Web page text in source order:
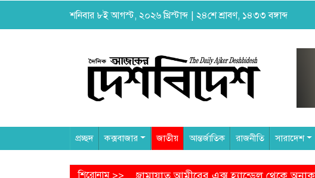
শনিবার ৮ই আগস্ট, ২০২৬ খ্রিস্টাব্দ | ২৪শে শ্রাবণ, ১৪৩৩ বঙ্গাব্দ
প্রচ্ছদ কক্সবাজার জাতীয় আন্তর্জাতিক রাজনীতি সারাদেশ
শিরোনাম >>